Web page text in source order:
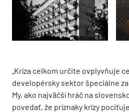
„Kríza celkom určite ovplyvňuje
developérsky sektor špeciálne
My, ako najväčší hráč na
povedať, že príznaky krízy